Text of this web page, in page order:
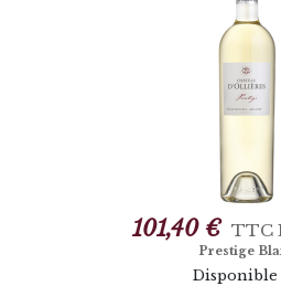
101,40 € TTC
Prestige
Disponible